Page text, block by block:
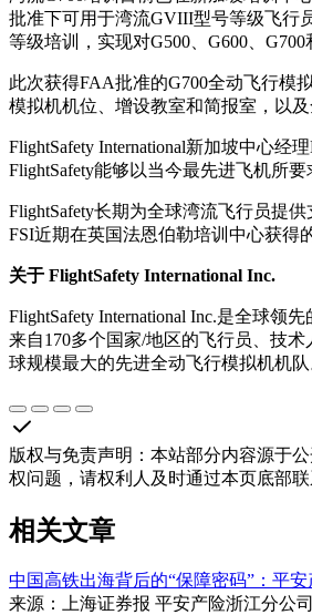
批准下可用于湾流GVIII型号等级飞行
等级培训，实现对G500、G600、
此次获得FAA批准的G700全动飞行模
模拟机机位、增设教室和简报室，以及
FlightSafety International新加坡中心
FlightSafety能够以当今最先进飞机所
FlightSafety长期为全球湾流飞行员提
FSI近期在英国法恩伯勒培训中心获得
关于 FlightSafety International Inc.
FlightSafety International Inc.是全球
来自170多个国家/地区的飞行员、技
球规模最大的先进全动飞行模拟机机队
版权与免责声明 ： 本站部分内容源于
权问题，请权利人及时通过本页底部
相关文章
中国高铁出海背后的“保障密码”：平
来源：上海证券报 平安产险浙江分公